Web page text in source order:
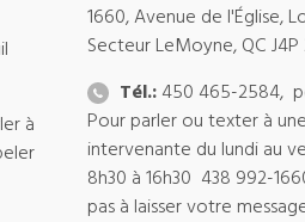
à
1660, Avenue de l'Église,
Secteur LeMoyne, QC J4P
Tél.:450 465-2584,
Pour parler ou texter à une
intervenante du lundi au
8h30 à 16h30 438 992-
pas à laisser votre